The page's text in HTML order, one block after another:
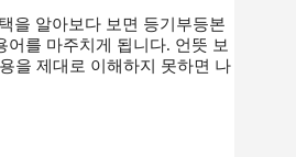
을 알아보다 보면 등기부등본
어를 마주치게 됩니다. 언뜻 보
을 제대로 이해하지 못하면 나